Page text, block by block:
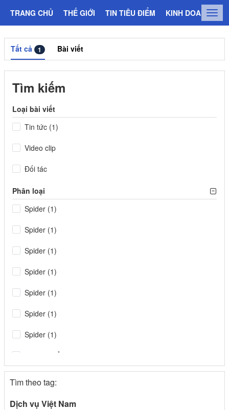
TRANG CHỦ THẾ GIỚI TIN TIÊU ĐIỂM KINH DOANH
Tất cả 1 Bài viết
Tìm kiếm
Loại bài viết
Tin tức (1)
Video clip
Đối tác
Phân loại
Spider (1)
Spider (1)
Spider (1)
Spider (1)
Spider (1)
Spider (1)
Spider (1)
Tin tiêu điểm (1)
Tìm theo tag:
Dịch vụ Việt Nam